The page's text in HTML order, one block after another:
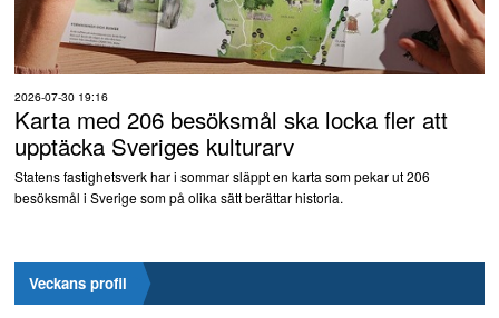
2026-07-30 19:16
Karta med 206 besöksmål ska locka fler att
upptäcka Sveriges kulturarv
Statens fastighetsverk har i sommar släppt en karta som pekar ut 206
besöksmål i Sverige som på olika sätt berättar historia.
Veckans profil